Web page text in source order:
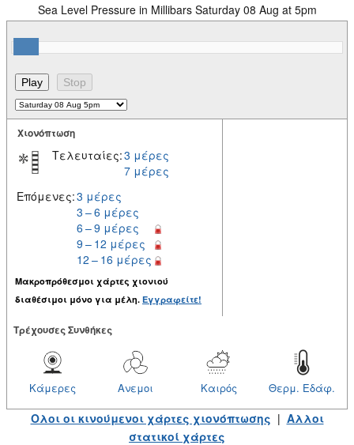
Sea Level Pressure in Millibars Saturday 08 Aug at 5pm
Χιονόπτωση
Τελευταίες:3 μέρες
7 μέρες
Επόμενες:3 μέρες
3 – 6 μέρες
6 – 9 μέρες
9 – 12 μέρες
12 – 16 μέρες
Μακροπρόθεσμοι χάρτες χιονιού
διαθέσιμοι μόνο για μέλη. Εγγραφείτε!
Tρέχουσες Συνθήκες
Θερμ. Εδάφ.
Καιρός
Ανεμοι
Κάμερες
Ολοι οι κινούμενοι χάρτες χιονόπτωσης | Αλλοι
στατικοί χάρτες